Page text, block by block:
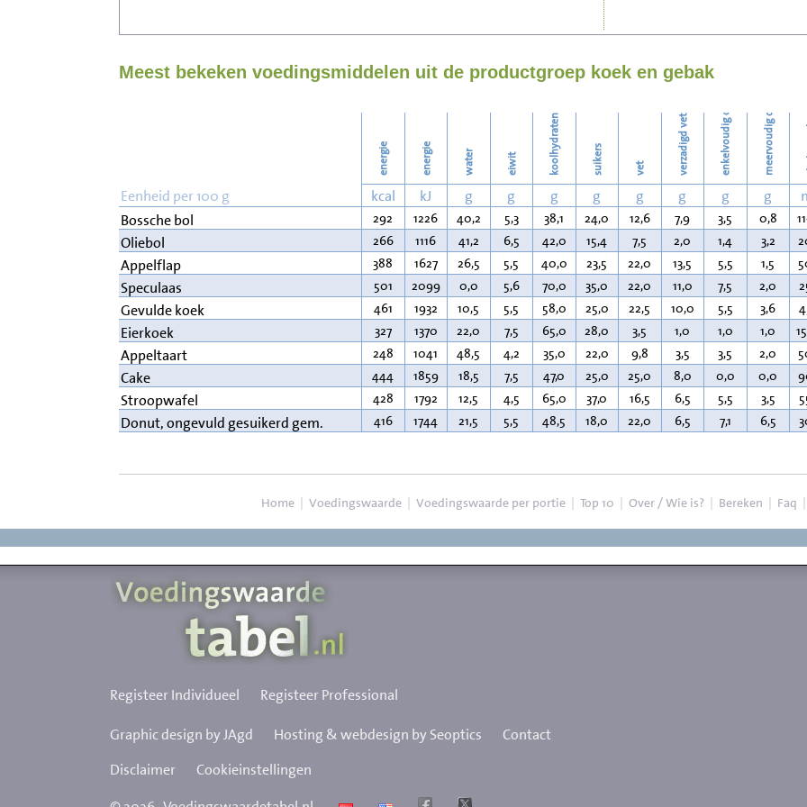
Wassen
Meest bekeken voedingsmiddelen uit de productgroep koek en gebak
energie energie water eiwit koolhydraten suikers vet verzadigd vet enkelvoudig onverzadigd vet meervoudig onverzadigd vet
Eenheid per 100 g kcal kJ g g g g g g g g
Bossche bol
292 1226 40,2 5,3 38,1 24,0 12,6 7,9 3,5 0,8
Oliebol 266 1116 41,2 6,5 42,0 15,4 7,5 2,0 1,4 3,2
Appelflap 388 1627 26,5 5,5 40,0 23,5 22,0 13,5 5,5 1,5
Speculaas 501 2099 0,0 5,6 70,0 35,0 22,0 11,0 7,5 2,0
Gevulde koek 461 1932 10,5 5,5 58,0 25,0 22,5 10,0 5,5 3,6
Eierkoek 327 1370 22,0 7,5 65,0 28,0 3,5 1,0 1,0 1,0
Appeltaart 248 1041 48,5 4,2 35,0 22,0 9,8 3,5 3,5 2,0
Cake 444 1859 18,5 7,5 47,0 25,0 25,0 8,0 0,0 0,0
Stroopwafel 428 1792 12,5 4,5 65,0 37,0 16,5 6,5 5,5 3,5
Donut, ongevuld gesuikerd gem. 416 1744 21,5 5,5 48,5 18,0 22,0 6,5 7,1 6,5
Home | Voedingswaarde | Voedingswaarde per portie | Top 10 | Over / Wie is? | Bereken | Faq |
Registeer Individueel Registeer Professional
Graphic design by JAgd Hosting & webdesign by Seoptics
Contact
Disclaimer
Cookieinstellingen